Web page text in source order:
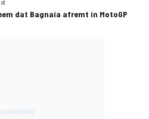
d
dat Bagnaia afremt in MotoGP